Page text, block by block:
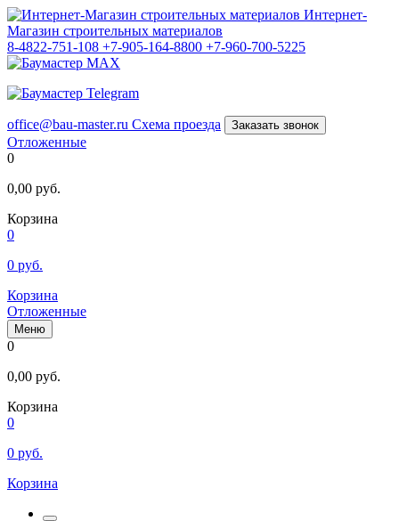
Интернет-
Магазин строительных материалов
8-4822-751-108 +7-905-164-8800 +7-960-700-5225
office@bau-master.ru Схема проезда Заказать звонок
Отложенные
0
0,00 руб.
Корзина
0
0 руб.
Корзина
Отложенные
Меню
0
0,00 руб.
Корзина
0
0 руб.
Корзина